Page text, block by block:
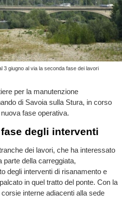
3 giugno al via la seconda fase dei lavori
per la manutenzione
di Savoia sulla Stura, in corso
fase operativa.
degli interventi
dei lavori, che ha interessato
parte della carreggiata,
degli interventi di risanamento e
in quel tratto del ponte. Con la
interne adiacenti alla sede